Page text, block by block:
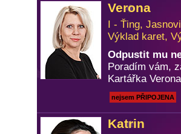
Verona
I - Ťing,
Výklad karet,
Odpustit mu
Poradím vám,
Kartářka Verona
nejsem PŘIPOJENA
Katrin